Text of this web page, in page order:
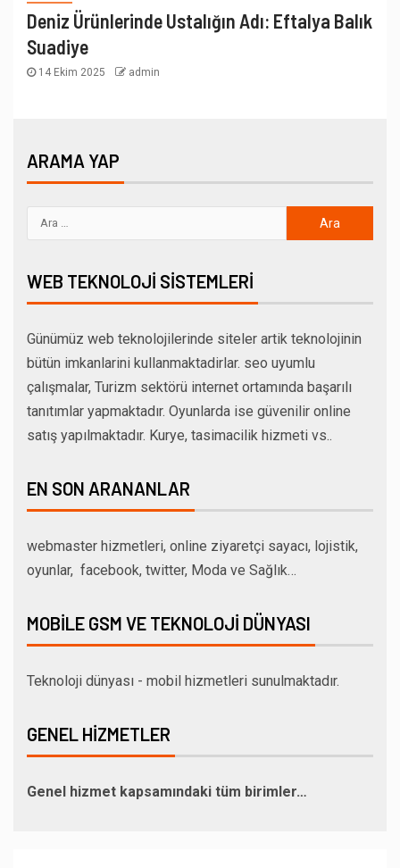
Deniz Ürünlerinde Ustalığın Adı: Eftalya Balık
Suadiye
14 Ekim 2025 admin
ARAMA YAP
WEB TEKNOLOJI SISTEMLERI
Günümüz web teknolojilerinde siteler artik teknolojinin
bütün imkanlarini kullanmaktadirlar. seo uyumlu
çalışmalar, Turizm sektörü internet ortamında başarılı
tanıtımlar yapmaktadır. Oyunlarda ise güvenilir online
satış yapılmaktadır. Kurye, tasimacilik hizmeti vs..
EN SON ARANANLAR
webmaster hizmetleri, online ziyaretçi sayacı, lojistik,
oyunlar, facebook, twitter, Moda ve Sağlık…
MOBILE GSM VE TEKNOLOJI DÜNYASI
Teknoloji dünyası - mobil hizmetleri sunulmaktadır.
GENEL HIZMETLER
Genel hizmet kapsamındaki tüm birimler…